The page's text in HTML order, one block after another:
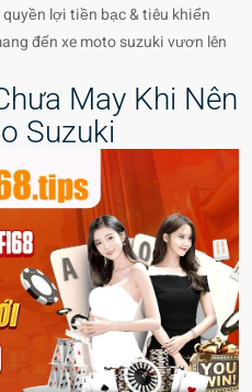
lợi tiền bạc & tiêu khiển
đến xe moto suzuki vươn lên
May Khi Nên
Suzuki